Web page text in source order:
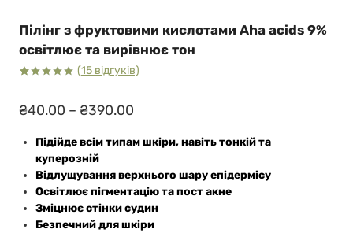
Пілінг з фруктовими кислотами Aha acids 9%
освітлює та вирівнює тон
на основі
(15 відгуків)
₴40.00 – ₴390.00
від
₴40.00
до
₴390.00
Підійде всім типам шкіри, навіть тонкій та
куперозній
Відлущування верхнього шару епідермісу
Освітлює пігментацію та пост акне
Зміцнює стінки судин
Безпечний для шкіри